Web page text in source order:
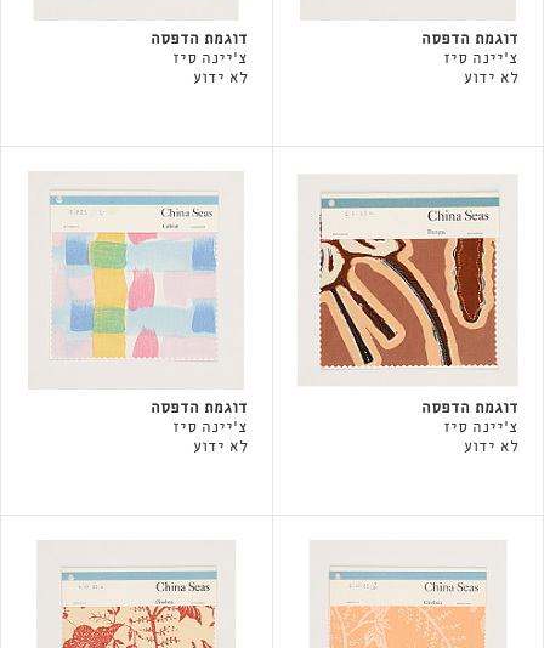
דוגמת הדפסה
צ'יינה סיז
לא ידוע
דוגמת הדפסה
צ'יינה סיז
לא ידוע
דוגמת הדפסה
צ'יינה סיז
לא ידוע
דוגמת הדפסה
צ'יינה סיז
לא ידוע